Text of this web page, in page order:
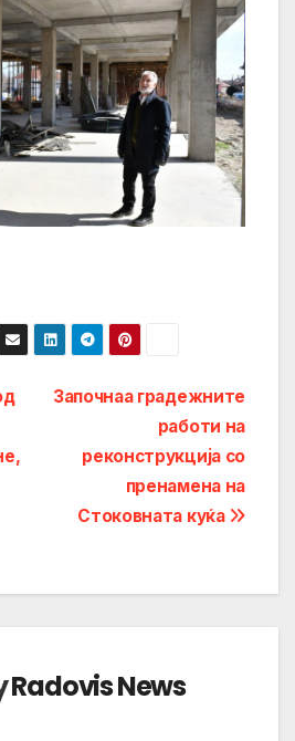
Започнаа градежните
работи на
реконструкција со
пренамена на
Стоковната куќа
Radovis News